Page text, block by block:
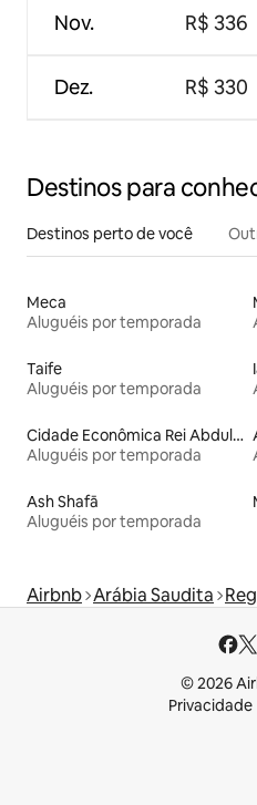
Nov.
Dez.
R$ 336
R$ 330
Destinos para
Destinos perto de você
Meca
Aluguéis por temporada
Taife
Aluguéis por temporada
Cidade Econômica Rei Abdullah
Aluguéis por temporada
Ash Shafā
Aluguéis por temporada
Airbnb Arábia Saudita
© 2026
Privacidade